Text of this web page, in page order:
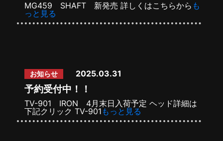
MG459 SHAFT 新発売 詳しくはこちらから も
っと見る
お知らせ 2025.03.31
予約受付中！！
TV-901 IRON 4月末日入荷予定 ヘッド詳細は
下記クリック TV-901 もっと見る